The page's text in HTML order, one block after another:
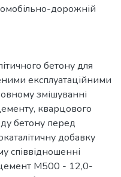
дорожній
бетону для
експлуатаційними
змішуванні
кварцового
бетону перед
добавку
співвідношенні
М500 - 12,0-